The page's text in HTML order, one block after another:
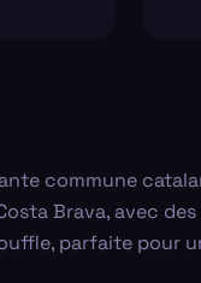
commune
Brava, avec
parfaite pour